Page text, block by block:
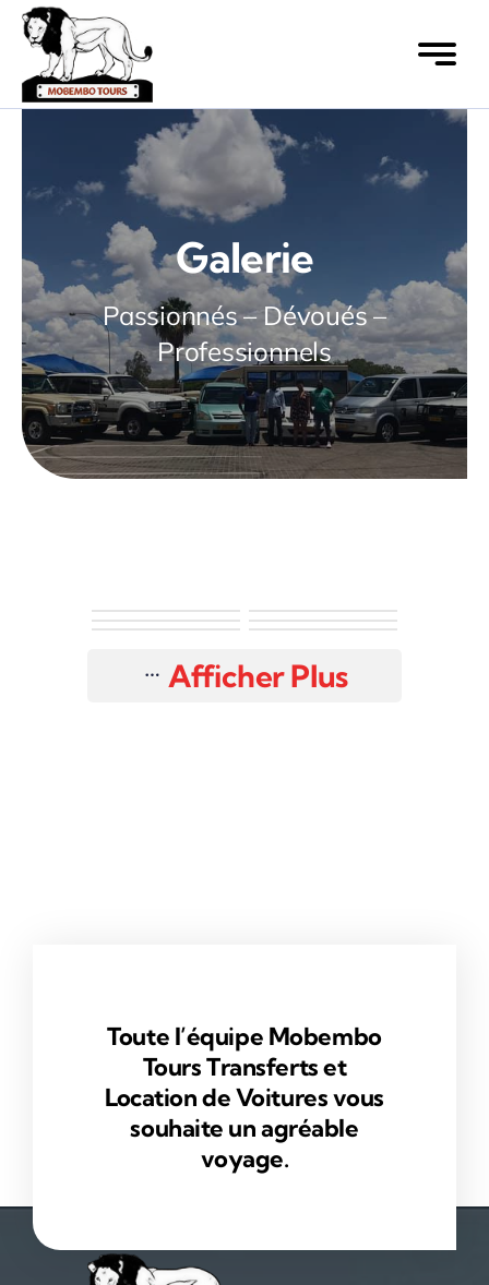
Skip
content
Galerie
Passionnés – Dévoués –
Professionnels
Afficher Plus
Toute l’équipe Mobembo
Tours Transferts et
Location de Voitures vous
souhaite un agréable
voyage.